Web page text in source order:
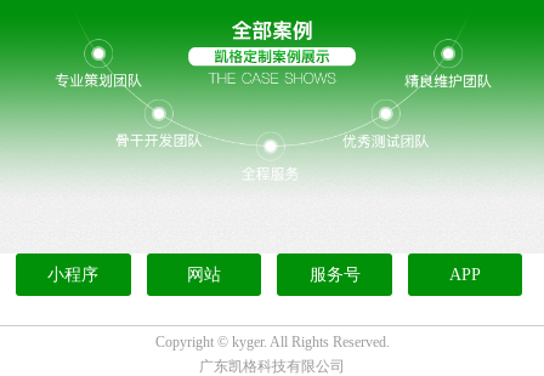
小程序 网站 服务号 APP
Copyright © kyger. All Rights Reserved.
广东凯格科技有限公司